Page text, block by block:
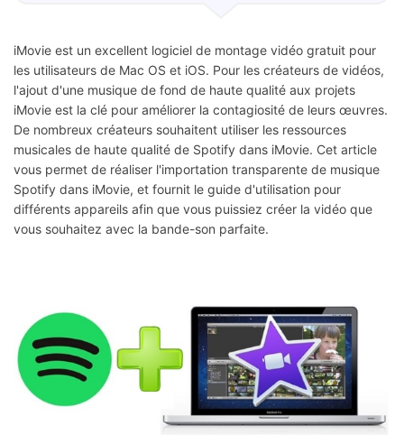
iMovie est un excellent logiciel de montage vidéo gratuit pour
les utilisateurs de Mac OS et iOS. Pour les créateurs de vidéos,
l'ajout d'une musique de fond de haute qualité aux projets
iMovie est la clé pour améliorer la contagiosité de leurs œuvres.
De nombreux créateurs souhaitent utiliser les ressources
musicales de haute qualité de Spotify dans iMovie. Cet article
vous permet de réaliser l'importation transparente de musique
Spotify dans iMovie, et fournit le guide d'utilisation pour
différents appareils afin que vous puissiez créer la vidéo que
vous souhaitez avec la bande-son parfaite.